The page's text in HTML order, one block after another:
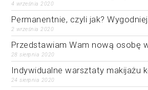
4 września 2020
Permanentnie, czyli jak?
2 września 2020
Przedstawiam Wam nową osobę
28 sierpnia 2020
Indywidualne warsztaty makijażu
24 sierpnia 2020